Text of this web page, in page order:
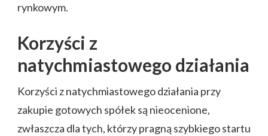
rynkowym.
Korzyści z
natychmiastowego działania
Korzyści z natychmiastowego działania przy
zakupie gotowych spółek są nieocenione,
zwłaszcza dla tych, którzy pragną szybkiego startu